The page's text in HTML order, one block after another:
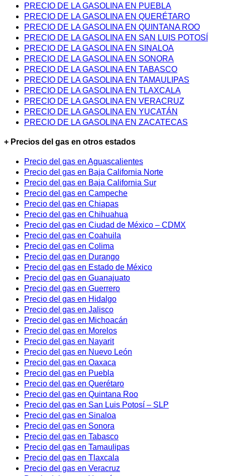
PRECIO DE LA GASOLINA EN PUEBLA
PRECIO DE LA GASOLINA EN QUERÉTARO
PRECIO DE LA GASOLINA EN QUINTANA ROO
PRECIO DE LA GASOLINA EN SAN LUIS POTOSÍ
PRECIO DE LA GASOLINA EN SINALOA
PRECIO DE LA GASOLINA EN SONORA
PRECIO DE LA GASOLINA EN TABASCO
PRECIO DE LA GASOLINA EN TAMAULIPAS
PRECIO DE LA GASOLINA EN TLAXCALA
PRECIO DE LA GASOLINA EN VERACRUZ
PRECIO DE LA GASOLINA EN YUCATÁN
PRECIO DE LA GASOLINA EN ZACATECAS
+ Precios del gas en otros estados
Precio del gas en Aguascalientes
Precio del gas en Baja California Norte
Precio del gas en Baja California Sur
Precio del gas en Campeche
Precio del gas en Chiapas
Precio del gas en Chihuahua
Precio del gas en Ciudad de México – CDMX
Precio del gas en Coahuila
Precio del gas en Colima
Precio del gas en Durango
Precio del gas en Estado de México
Precio del gas en Guanajuato
Precio del gas en Guerrero
Precio del gas en Hidalgo
Precio del gas en Jalisco
Precio del gas en Michoacán
Precio del gas en Morelos
Precio del gas en Nayarit
Precio del gas en Nuevo León
Precio del gas en Oaxaca
Precio del gas en Puebla
Precio del gas en Querétaro
Precio del gas en Quintana Roo
Precio del gas en San Luis Potosí – SLP
Precio del gas en Sinaloa
Precio del gas en Sonora
Precio del gas en Tabasco
Precio del gas en Tamaulipas
Precio del gas en Tlaxcala
Precio del gas en Veracruz